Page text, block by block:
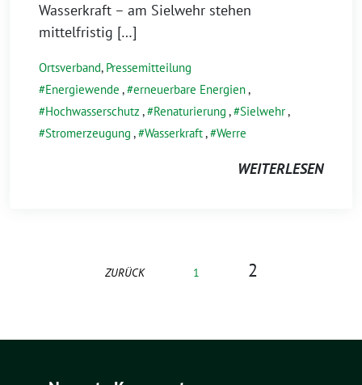
Wasserkraft – am Sielwehr stehen
mittelfristig […]
Ortsverband, Pressemitteilung
Energiewende , erneuerbare Energien,
Hochwasserschutz , Renaturierung , Sielwehr,
Stromerzeugung , Wasserkraft, Werre
WEITERLESEN
ZURÜCK 1 2